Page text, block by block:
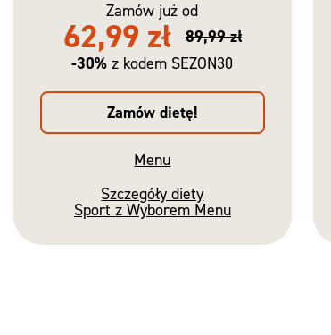
Zamów już od
62,99 zł
89,99 zł
-30% z kodem SEZON30
Zamów dietę!
Menu
Szczegóły diety
Sport z Wyborem Menu